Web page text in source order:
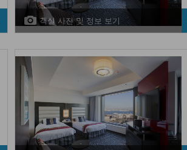
객실 사진 및 정보 보기